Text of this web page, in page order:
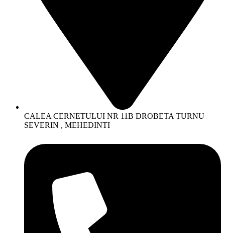
CALEA CERNETULUI NR 11B DROBETA TURNU
SEVERIN , MEHEDINTI